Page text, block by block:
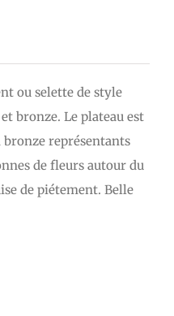
ou selette de style
bronze. Le plateau est
représentants
de fleurs autour du
de piétement. Belle